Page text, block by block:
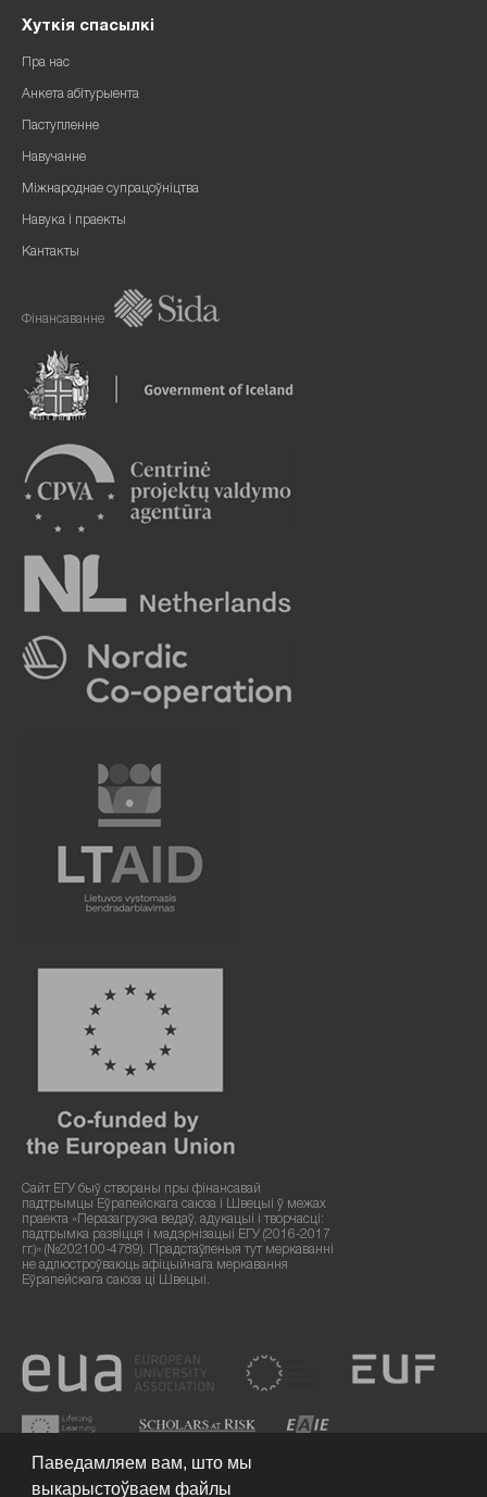
Хуткія спасылкі
Пра нас
Анкета абітурыента
Паступленне
Навучанне
Міжнароднае супрацоўніцтва
Навука і праекты
Кантакты
Фінансаванне
Сайт ЕГУ быў створаны пры фінансавай
падтрымцы Еўрапейскага саюза і Швецыі ў межах
праекта «Перазагрузка ведаў, адукацыі і творчасці:
падтрымка развіцця і мадэрнізацыі ЕГУ (2016-2017
гг.)» (№202100-4789). Прадстаўленыя тут меркаванні
не адлюстроўваюць афіцыйнага меркавання
Еўрапейскага саюза ці Швецыі.
Паведамляем вам, што мы
выкарыстоўваем файлы